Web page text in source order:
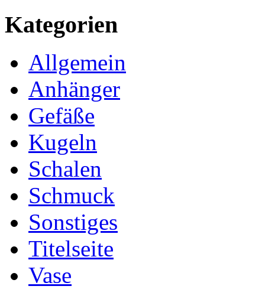
Kategorien
Allgemein
Anhänger
Gefäße
Kugeln
Schalen
Schmuck
Sonstiges
Titelseite
Vase